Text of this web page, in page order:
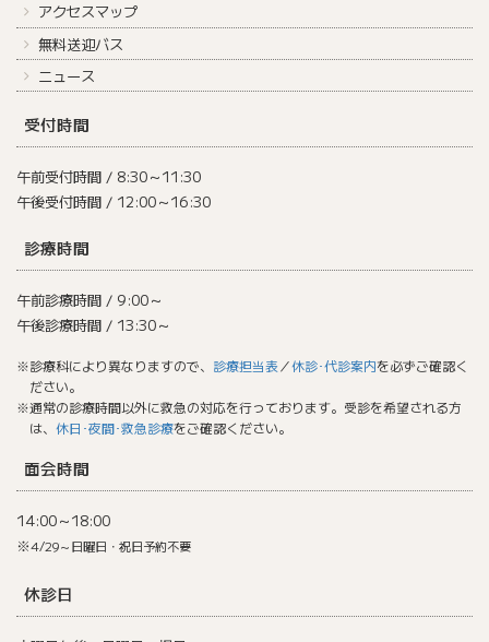
アクセスマップ
無料送迎バス
ニュース
受付時間
午前受付時間 / 8:30～11:30
午後受付時間 / 12:00～16:30
診療時間
午前診療時間 / 9:00～
午後診療時間 / 13:30～
※診療科により異なりますので、 診療担当表／休診･代診案内を必ずご確認く
ださい。
※通常の診療時間以外に救急の対応を行っております。受診を希望される方
は、 休日･夜間･救急診療をご確認ください。
面会時間
14:00～18:00
※4/29～日曜日・祝日予約不要
休診日